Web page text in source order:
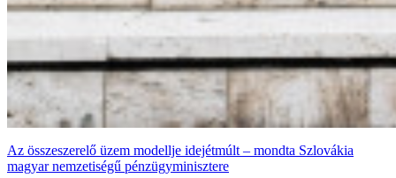
Az összeszerelő üzem modellje idejétmúlt – mondta Szlovákia
magyar nemzetiségű pénzügyminisztere